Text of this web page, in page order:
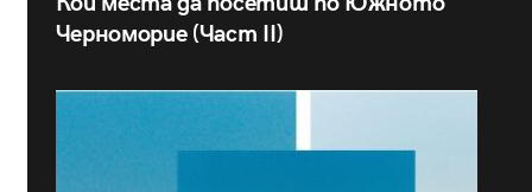
Черноморие (Част II)